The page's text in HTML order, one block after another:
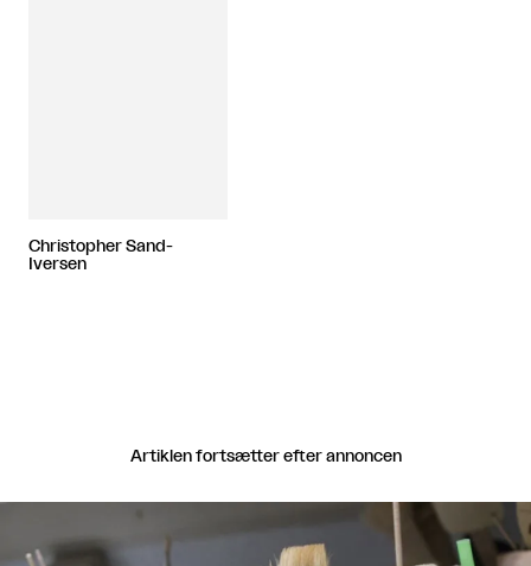
Christopher Sand-
Iversen
Artiklen fortsætter efter annoncen